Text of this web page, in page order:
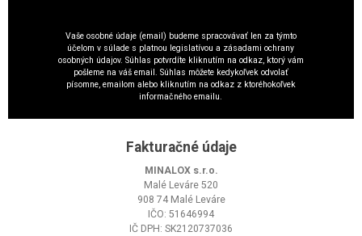
Vaše osobné údaje (email) budeme spracovávať len za týmto
účelom v súlade s platnou legislatívou a zásadami ochrany
osobných údajov. Súhlas potvrdíte kliknutím na odkaz, ktorý vám
pošleme na váš email. Súhlas môžete kedykoľvek odvolať
písomne, emailom alebo kliknutím na odkaz z ktoréhokoľvek
informačného emailu.
Fakturačné údaje
MINALOX s.r.o.
Malé Leváre 520
908 74 Malé Leváre
IČO: 51646994
IČ DPH: SK2120737036